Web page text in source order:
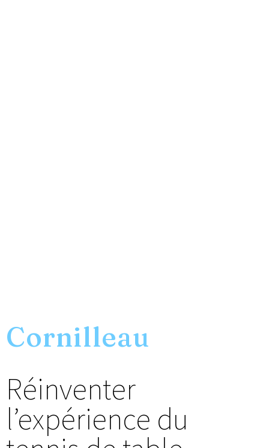
Cornilleau
Réinventer
l’expérience du